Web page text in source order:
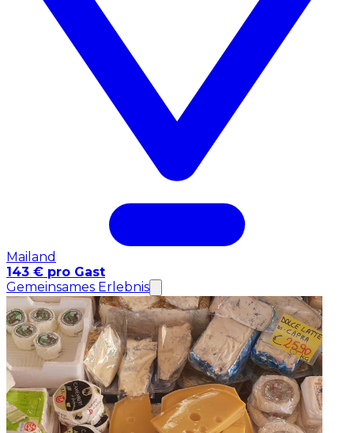
Mailand
143 € pro Gast
Gemeinsames Erlebnis